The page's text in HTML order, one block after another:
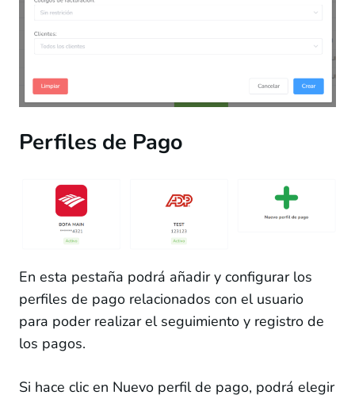
Perfiles de Pago
En esta pestaña podrá añadir y configurar los
perfiles de pago relacionados con el usuario
para poder realizar el seguimiento y registro de
los pagos.
Si hace clic en Nuevo perfil de pago, podrá elegir